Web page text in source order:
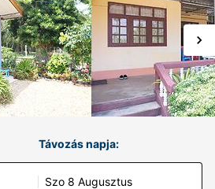
Távozás napja:
Szo 8 Augusztus